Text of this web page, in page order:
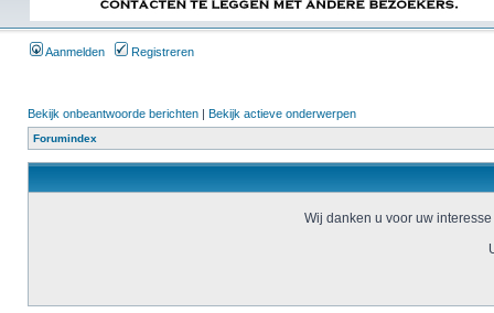
Aanmelden Registreren
Bekijk onbeantwoorde berichten | Bekijk actieve onderwerpen
Forumindex
Wij danken u voor uw